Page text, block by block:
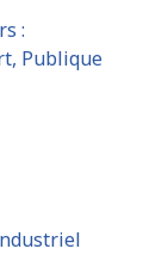
:
Publique